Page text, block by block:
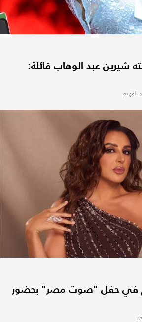
شيرين عبد الوهاب قائلة:
الفهيم
في حفل "صوت مصر" بحضور